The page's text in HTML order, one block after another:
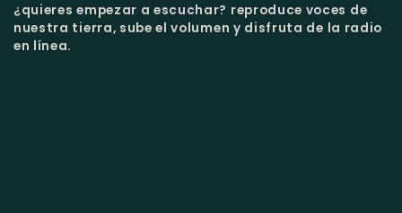
¿quieres empezar a escuchar? reproduce voces de
nuestra tierra, sube el volumen y disfruta de la radio
en línea.